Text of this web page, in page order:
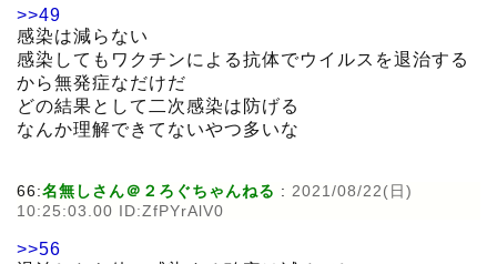
>>49
感染は減らない
感染してもワクチンによる抗体でウイルスを退治する
から無発症なだけだ
どの結果として二次感染は防げる
なんか理解できてないやつ多いな
66:名無しさん＠２ろぐちゃんねる : 2021/08/22(日)
10:25:03.00 ID:ZfPYrAlV0
>>56